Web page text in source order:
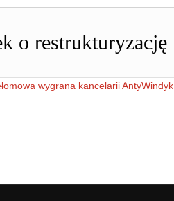
o restrukturyzację
wygrana kancelarii